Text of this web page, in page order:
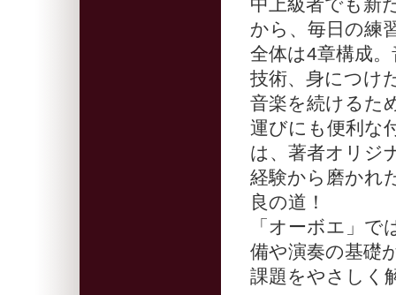
中上級者でも新
から、毎日の練
全体は4章構成
技術、身につけ
音楽を続けるた
運びにも便利な
は、著者オリジ
経験から磨かれ
良の道！
「オーボエ」
備や演奏の基礎
課題をやさしく